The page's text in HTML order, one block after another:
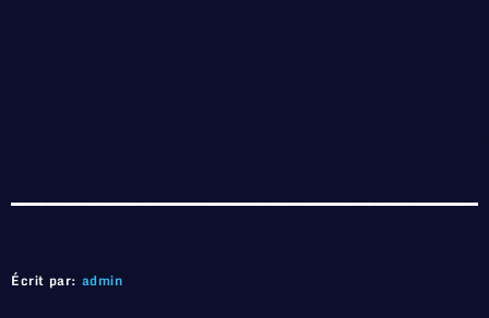
Écrit par: admin